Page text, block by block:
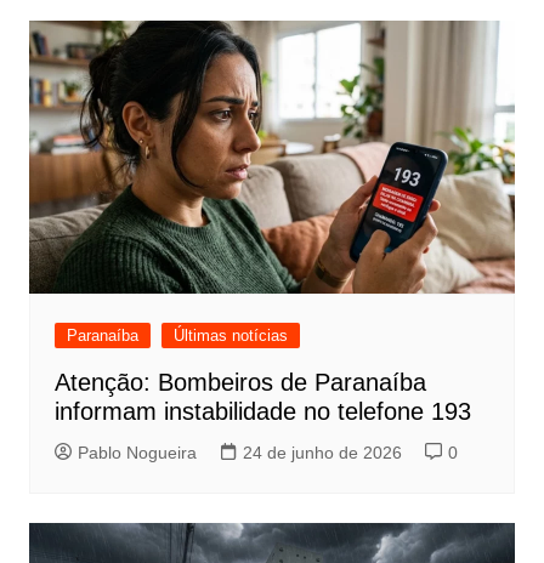
Paranaíba Últimas notícias
Atenção: Bombeiros de Paranaíba
informam instabilidade no telefone 193
Pablo Nogueira 24 de junho de 2026 0